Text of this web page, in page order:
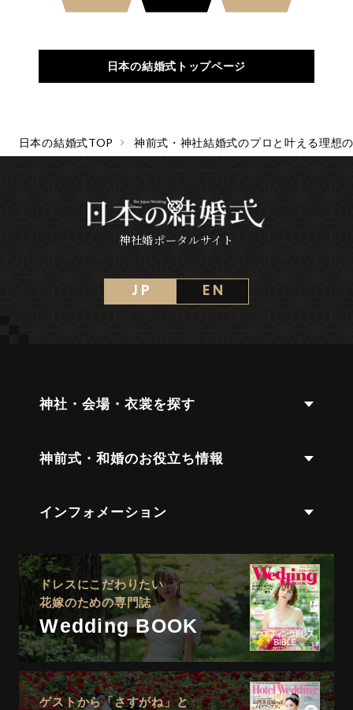
日本の結婚式TOP 神前式・神社結婚式のプロと叶える理想
日本の結婚式トップページ
神社婚ポータルサイト
J P E N
神社・会場・衣裳を探す
神前式・和婚のお役立ち情報
インフォメーション
ドレスにこだわりたい
花嫁のための専門誌
Wedding BOOK
ゲストから「さすがね」と